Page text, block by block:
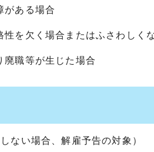
がある場合
を欠く場合またはふさわしく
廃職等が生じた場合
ない場合、解雇予告の対象）